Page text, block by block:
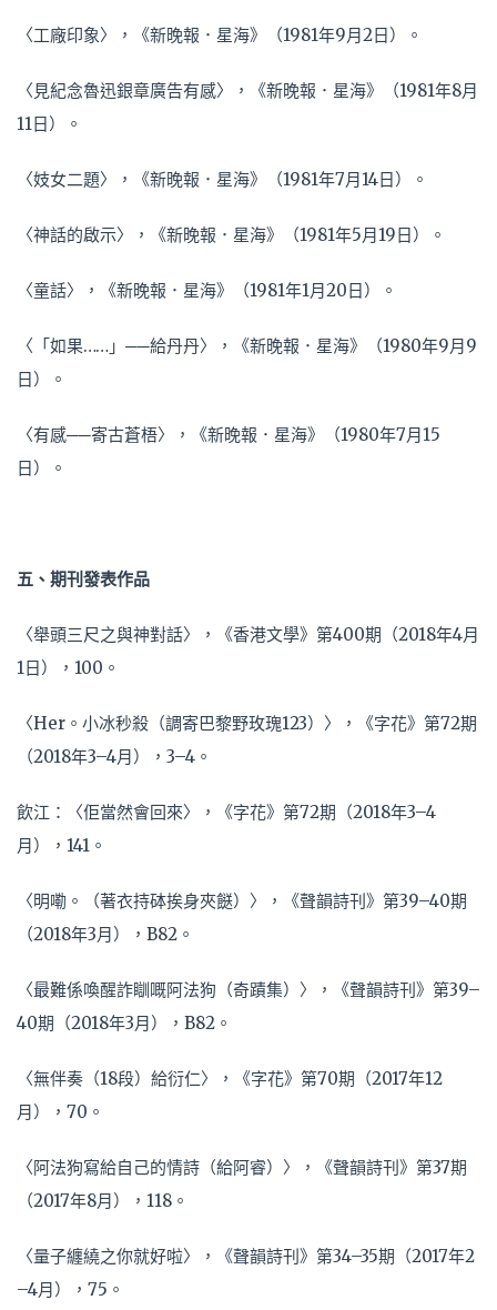
〈工廠印象〉，《新晚報．星海》（1981年9月2日）。
〈見紀念魯迅銀章廣告有感〉，《新晚報．星海》（1981年8月
11日）。
〈妓女二題〉，《新晚報．星海》（1981年7月14日）。
〈神話的啟示〉，《新晚報．星海》（1981年5月19日）。
〈童話〉，《新晚報．星海》（1981年1月20日）。
〈「如果……」──給丹丹〉，《新晚報．星海》（1980年9月9
日）。
〈有感──寄古蒼梧〉，《新晚報．星海》（1980年7月15
日）。
五、期刊發表作品
〈舉頭三尺之與神對話〉，《香港文學》第400期（2018年4月
1日），100。
〈Her。小冰秒殺（調寄巴黎野玫瑰123）〉，《字花》第72期
（2018年3–4月），3–4。
飲江：〈佢當然會回來〉，《字花》第72期（2018年3–4
月），141。
〈明嘞。（著衣持砵挨身夾餸）〉，《聲韻詩刊》第39–40期
（2018年3月），B82。
〈最難係喚醒詐瞓嘅阿法狗（奇蹟集）〉，《聲韻詩刊》第39–
40期（2018年3月），B82。
〈無伴奏（18段）給衍仁〉，《字花》第70期（2017年12
月），70。
〈阿法狗寫給自己的情詩（給阿睿）〉，《聲韻詩刊》第37期
（2017年8月），118。
〈量子纏繞之你就好啦〉，《聲韻詩刊》第34–35期（2017年2
–4月），75。